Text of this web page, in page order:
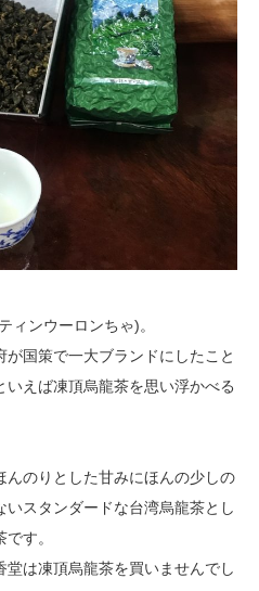
ィンウーロンちゃ)。
国策で一大ブランドにしたこと
いえば凍頂烏龍茶を思い浮かべる
んのりとした甘みにほんの少しの
いスタンダードな台湾烏龍茶とし
す。
は凍頂烏龍茶を買いませんでし